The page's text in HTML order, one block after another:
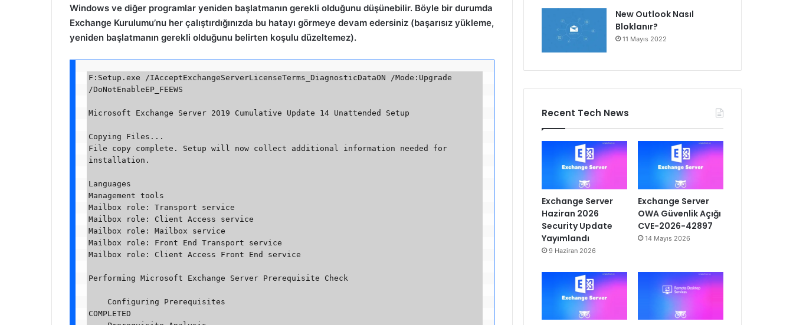
Windows ve diğer programlar yeniden başlatmanın gerekli olduğunu düşünebilir. Böyle bir durumda
Exchange Kurulumu’nu her çalıştırdığınızda bu hatayı görmeye devam edersiniz (başarısız yükleme,
yeniden başlatmanın gerekli olduğunu belirten koşulu düzeltemez).
F:Setup.exe /IAcceptExchangeServerLicenseTerms_DiagnosticDataON /Mode:Upgrade
/DoNotEnableEP_FEEWS
Microsoft Exchange Server 2019 Cumulative Update 14 Unattended Setup
Copying Files...
File copy complete. Setup will now collect additional information needed for
installation.
Languages
Management tools
Mailbox role: Transport service
Mailbox role: Client Access service
Mailbox role: Mailbox service
Mailbox role: Front End Transport service
Mailbox role: Client Access Front End service
Performing Microsoft Exchange Server Prerequisite Check
COMPLETED
New Outlook Nasıl
Bloklanır?
11 Mayıs 2022
Recent Tech News
Exchange Server
Haziran 2026
Security Update
Yayımlandı
9 Haziran 2026
Exchange Server
OWA Güvenlik Açığı
CVE-2026-42897
14 Mayıs 2026